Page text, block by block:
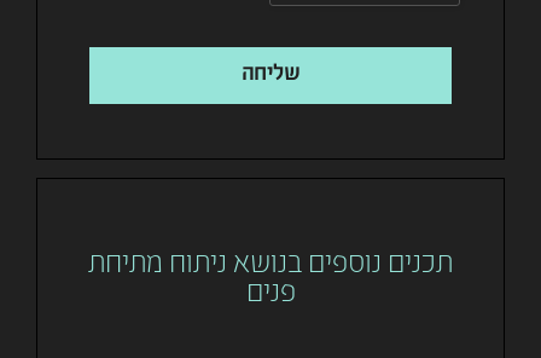
שליחה
תכנים נוספים בנושא ניתוח מתיחת
פנים